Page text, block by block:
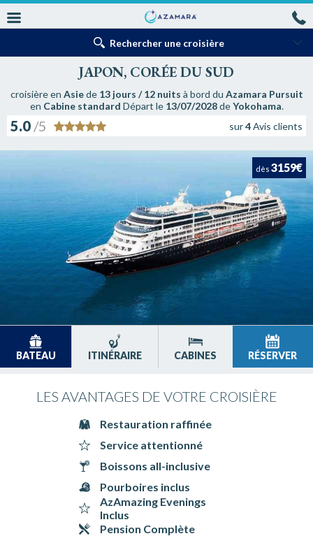
Rechercher une croisière
JAPON, CORÉE DU SUD
croisière en Asiede 13 jours / 12 nuits à bord du Azamara Pursuit
en Cabine standard Départ le 13/07/2028deYokohama.
5.0 /5 sur4Avis clients
dès 3159€
BATEAU ITINÉRAIRE CABINES RÉSERVER
LES AVANTAGES DE VOTRE CROISIÈRE
Restauration raffinée
Service attentionné
Boissons all-inclusive
Pourboires inclus
AzAmazing Evenings
Inclus
Pension Complète